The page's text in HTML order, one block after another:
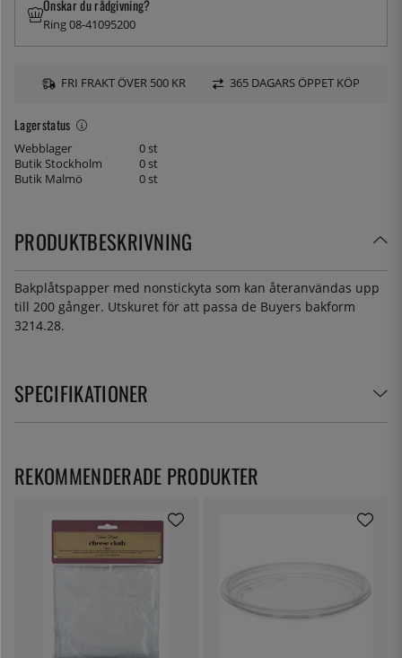
Lagerstatus
Webblager
0 st
Butik Stockholm
0 st
Butik Malmö
0 st
Önskar du rådgivning?
Ring 08-41095200
FRI FRAKT ÖVER 500 KR 365 DAGARS ÖPPET KÖP
PRODUKTBESKRIVNING
Bakplåtspapper med nonstickyta som kan återanvändas upp
till 200 gånger. Utskuret för att passa de Buyers bakform
3214.28.
SPECIFIKATIONER
REKOMMENDERADE PRODUKTER